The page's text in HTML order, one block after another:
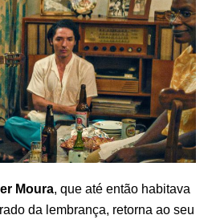
Moura, que até então habitava
da lembrança, retorna ao seu